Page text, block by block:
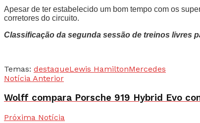
Apesar de ter estabelecido um bom tempo com os
corretores do circuito.
Classificação da segunda sessão de treinos livres
Temas: destaqueLewis HamiltonMercedes
Notícia Anterior
Wolff compara Porsche 919 Hybrid Evo
Próxima Notícia